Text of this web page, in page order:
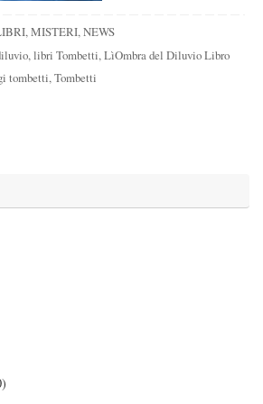
,MISTERI,NEWS
,libri Tombetti,LìOmbra del Diluvio Libro
tombetti,Tombetti